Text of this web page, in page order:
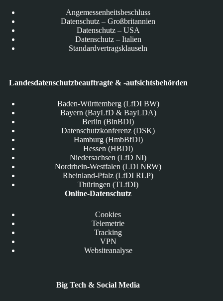
Angemessenheitsbeschluss
Datenschutz – Großbritannien
Datenschutz – USA
Datenschutz – Italien
Standardvertragsklauseln
Landesdatenschutzbeauftragte & -aufsichtsbehörden
Baden-Württemberg (LfDI BW)
Bayern (BayLfD & BayLDA)
Berlin (BlnBDI)
Datenschutzkonferenz (DSK)
Hamburg (HmbBfDI)
Hessen (HBDI)
Niedersachsen (LfD NI)
Nordrhein-Westfalen (LDI NRW)
Rheinland-Pfalz (LfDI RLP)
Thüringen (TLfDI)
Online-Datenschutz
Cookies
Telemetrie
Tracking
VPN
Websiteanalyse
Big Tech & Social Media